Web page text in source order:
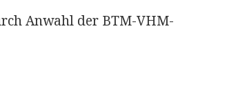
Anwahl der BTM-VHM-